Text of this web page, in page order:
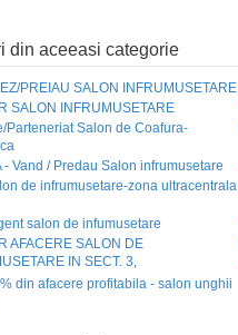
din aceeasi categorie
PREIAU SALON INFRUMUSETARE
SALON INFRUMUSETARE
Parteneriat Salon de Coafura-
- Vand / Predau Salon infrumusetare
de infrumusetare-zona ultracentrala
salon de infumusetare
AFACERE SALON DE
IN SECT. 3,
din afacere profitabila - salon unghii